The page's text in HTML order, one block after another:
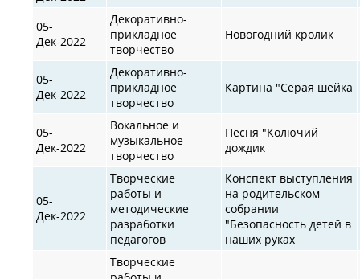
05-
Дек-2022
Декоративно-
прикладное
творчество
Новогодний кролик
05-
Дек-2022
Декоративно-
прикладное
творчество
Картина "Серая шейка
05-
Дек-2022
Вокальное и
музыкальное
творчество
Песня "Колючий
дождик
05-
Дек-2022
Творческие
работы и
методические
разработки
педагогов
Конспект выступления
на родительском
собрании
"Безопасность детей в
наших руках
Творческие